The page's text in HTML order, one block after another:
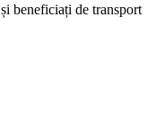
și beneficiați de transport